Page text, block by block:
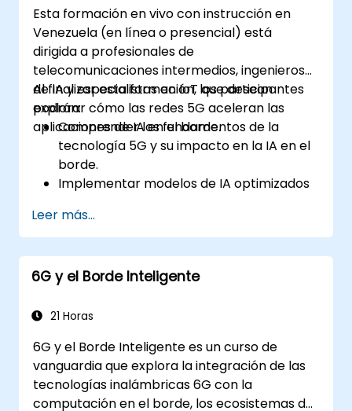
Esta formación en vivo con instrucción en
Venezuela (en línea o presencial) está
dirigida a profesionales de
telecomunicaciones intermedios, ingenieros
de IA y especialistas en IoT que desean
explorar cómo las redes 5G aceleran las
aplicaciones de IA en el borde.
Al finalizar esta formación, los participantes
podrán:
Comprender los fundamentos de la
tecnología 5G y su impacto en la IA en el
borde.
Implementar modelos de IA optimizados
entornos 5G.
Implementar sistemas de toma de
decisiones en tiempo real utilizando IA en
el borde y conectividad 5G.
rendimiento eficiente en dispositivos
Leer más...
6G y el Borde Inteligente
21 Horas
6G y el Borde Inteligente es un curso de
vanguardia que explora la integración de las
tecnologías inalámbricas 6G con la
computación en el borde, los ecosistemas de